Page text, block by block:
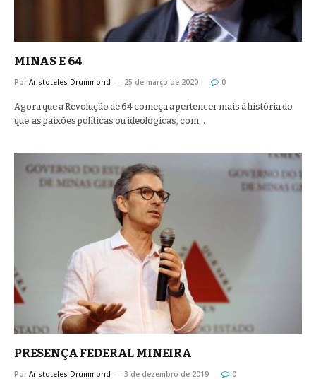
MINAS E 64
Por Aristoteles Drummond 25 de março de 2020 0
Agora que a Revolução de 64 começa a pertencer mais à história do
que as paixões políticas ou ideológicas, com…
PRESENÇA FEDERAL MINEIRA
Por Aristoteles Drummond 3 de dezembro de 2019 0